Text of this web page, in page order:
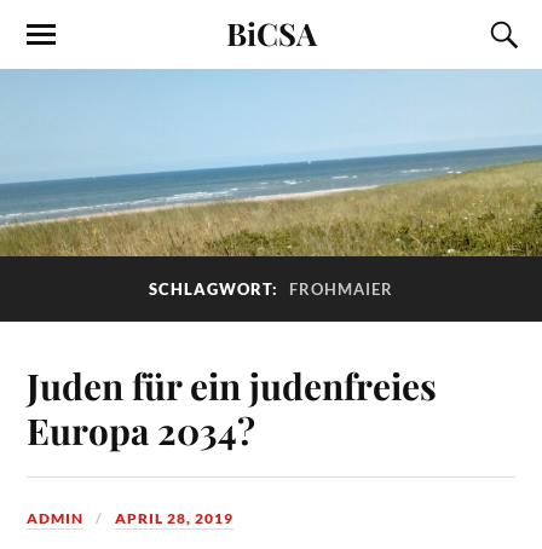
BiCSA
SCHLAGWORT: FROHMAIER
Juden für ein judenfreies
Europa 2034?
ADMIN APRIL 28, 2019